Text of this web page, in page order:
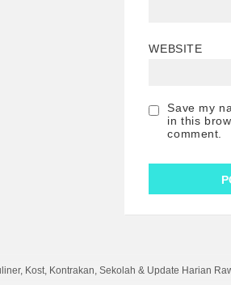
WEBSITE
Save my
in this
comment.
Kost, Kontrakan, Sekolah & Update Harian